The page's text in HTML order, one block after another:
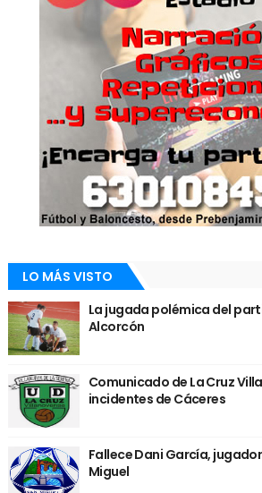
LO MÁS VISTO
La jugada polémica del
Alcorcón
Comunicado de La Cruz
incidentes de Cáceres
Fallece Dani García,
Miguel